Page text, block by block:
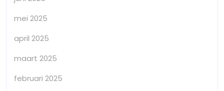
mei 2025
april 2025
maart 2025
februari 2025